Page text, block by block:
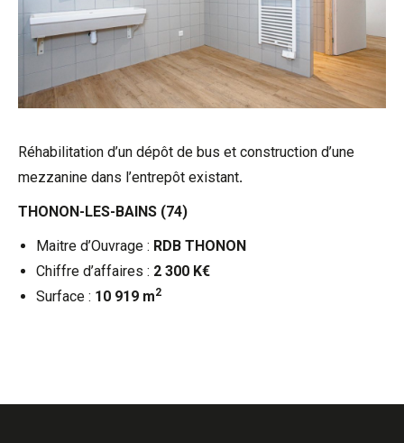
Réhabilitation d’un dépôt de bus et construction d’une
mezzanine dans l’entrepôt existant.
THONON-LES-BAINS (74)
Maitre d’Ouvrage : RDB THONON
Chiffre d’affaires : 2 300 K€
Surface : 10 919 m2